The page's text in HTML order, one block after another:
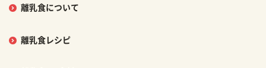
離乳食について
離乳食レシピ